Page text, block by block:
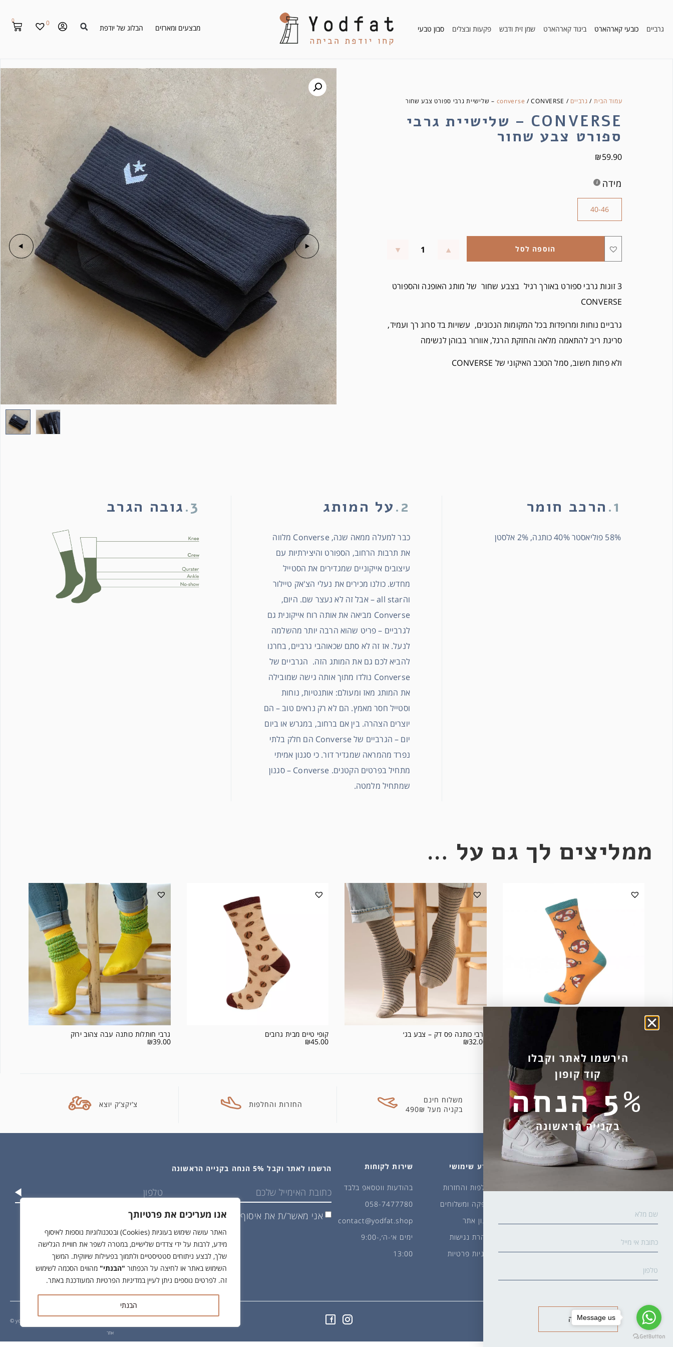
אנו מעריכים את פרטיותך
האתר עושה שימוש בעוגיות (Cookies) ובטכנולוגיות נוספות לאיסוף
מידע, לרבות על ידי צדדים שלישיים, במטרה לשפר את חוויית הגלישה
שלך, לבצע ניתוחים סטטיסטיים ולתמוך בפעילות שיווקית. המשך
השימוש באתר או לחיצה על הכפתור "הבנתי" מהווים הסכמה לשימוש
זה. לפרטים נוספים ניתן לעיין במדיניות הפרטיות המעודכנת באתר.
הבנתי
0 0
מבצעים ומארזים הבלוג של יודפת סבון טבעי פקעות ובצלים שמן זית ודבש ביגוד קארהארט כובעי קארהארט גרביים
עמוד הבית / גרביים /
converse / CONVERSE – שלישיית גרבי ספורט צבע שחור
CONVERSE – שלישיית גרבי
ספורט צבע שחור
₪59.90
מידה
40-46
הוספה לסל
3 זוגות גרבי ספורט באורך רגיל בצבע שחור של מותג האופנה והספורט
CONVERSE
גרביים נוחות ומרופדות בכל המקומות הנכונים, עשויות בד סרוג רך ועמיד,
סריגת ריב להתאמה מלאה והחזקת הרגל, אוורור בבוהן לנשימה
ולא פחות חשוב, סמל הכוכב האיקוני של CONVERSE
1. הרכב חומר
58% פוליאסטר 40% כותנה, 2% אלסטן
2. על המותג
כבר למעלה ממאה שנה, Converse מלווה
את תרבות הרחוב, הספורט והיצירתיות עם
עיצובים אייקוניים שמגדירים את הסטייל
מחדש. כולנו מכירים את נעלי הצ'אק טיילור
והall star – אבל זה לא נעצר שם. היום,
Converse מביאה את אותה רוח אייקונית גם
לגרביים – פריט שהוא הרבה יותר מהשלמה
לנעל. אז זה לא סתם שכאוהבי גרביים, בחרנו
להביא לכם גם את המותג הזה. הגרביים של
Converse נולדו מתוך אותה גישה שמובילה
את המותג מאז ומעולם: אותנטיות, נוחות
וסטייל חסר מאמץ. הם לא רק נראים טוב – הם
יוצרים הצהרה. בין אם ברחוב, במגרש או ביום
יום – הגרביים של Converse הם חלק בלתי
נפרד מהמראה שמגדיר דור. כי סגנון אמיתי
מתחיל בפרטים הקטנים. Converse – סגנון
שמתחיל מלמטה.
3. גובה הגרב
ממליצים לך גם על …
שקשוקה מבית גרובים גרבי כותנה פס דק – צבע בג׳
₪32.00
קופי טיים מבית גרובים
₪45.00
גרבי חותלות כותנה עבה צהוב ירוק
₪39.00
קניה מאובטחת
משלוח חינם
בקניה מעל 490₪
החזרות והחלפות צ’יקצ’ק יוצא
מהחנות
ארכיון
גרביים עד הבית
עלינו מידע שימושי
החלפות והחזרות
אספקה ומשלוחים
תקנון אתר
הצהרת נגישות
מדיניות פרטיות
שירות לקוחות
בהודעות ווטסאפ בלבד
058-7477780
contact@yodfat.shop
ימים א׳-ה׳,9:00-
13:00
הרשמו לאתר וקבל 5% הנחה בקנייה הראשונה
אני מאשר/ת את איסוף ושימוש בפרטים שלי בהתאם למדיניות הפרטיות
© yodfat.shop /
אתר
Message us
הירשמו לאתר וקבלו
קוד קופון
5% הנחה
בקנייה הראשונה
שליחה